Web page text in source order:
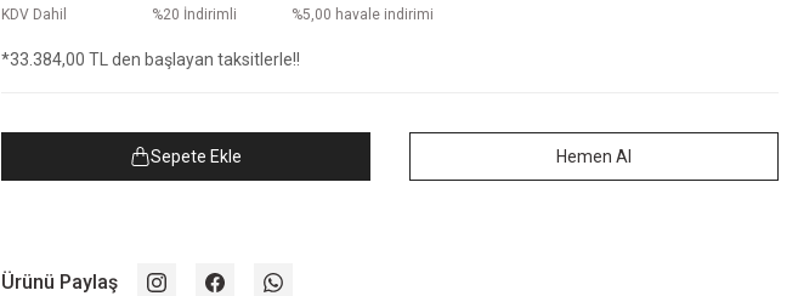
KDV Dahil %20 İndirimli %5,00 havale indirimi
*33.384,00 TL den başlayan taksitlerle!!
Sepete Ekle Hemen Al
Ürünü Paylaş